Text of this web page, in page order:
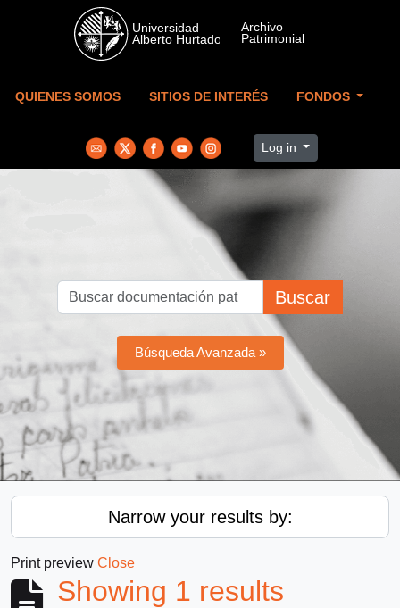
Skip to main content
QUIENES SOMOS SITIOS DE INTERÉS FONDOS
Log in
Buscar
Búsqueda Avanzada »
Narrow your results by:
Print preview Close
Showing 1 results